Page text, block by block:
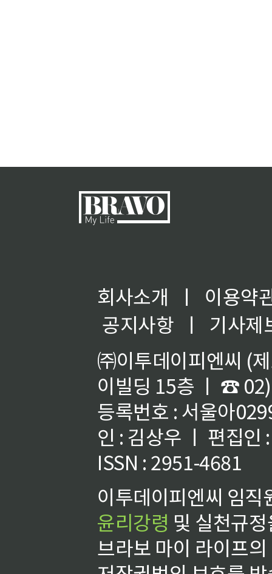
회사소개 ㅣ
이용약
공지사항
ㅣ
기사제
㈜이투데이피엔씨 (
이빌딩 15층 ㅣ ☎
등록번호 : 서울아
인 : 김상우 ㅣ 편집인
ISSN : 2951-4681
이투데이피엔씨 임
윤리강령 및 실천규
브라보 마이 라이프